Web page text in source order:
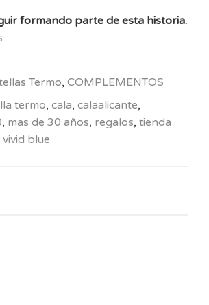
formando parte de esta historia.
Termo, COMPLEMENTOS
termo, cala, calaalicante,
, mas de 30 años, regalos, tienda
vivid blue